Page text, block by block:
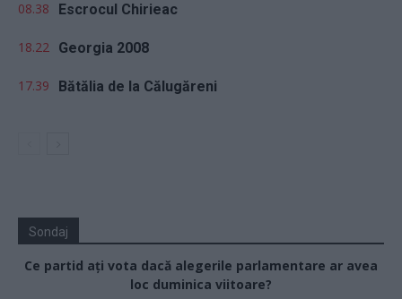
08.38 Escrocul Chirieac
18.22 Georgia 2008
17.39 Bătălia de la Călugăreni
Sondaj
Ce partid ați vota dacă alegerile parlamentare ar avea
loc duminica viitoare?